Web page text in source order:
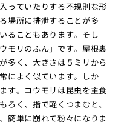
っていたりする不規則な形
場所に排泄することが多
ることもあります。そし
モリのふん」です。屋根裏
多く、大きさは５ミリから
によく似ています。しか
す。コウモリは昆虫を主食
ろく、指で軽くつまむと、
簡単に崩れて粉々になりま